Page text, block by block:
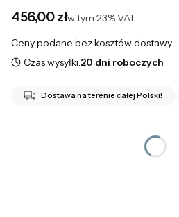
Cena
456,00 złw tym 23% VAT
w tym23%VAT
Ceny podane bez kosztów dostawy.
Czas wysyłki:20 dni roboczych
Dostawa na terenie całej Polski!